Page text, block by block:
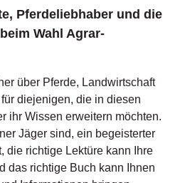
Pferdeliebhaber und die
Wahl Agrar-
über Pferde, Landwirtschaft
diejenigen, die in diesen
ihr Wissen erweitern möchten.
Jäger sind, ein begeisterter
die richtige Lektüre kann Ihre
das richtige Buch kann Ihnen